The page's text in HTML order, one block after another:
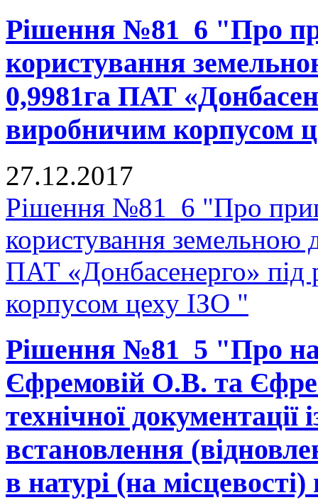
Рішення №81_6 "Про
користування
0,9981га ПАТ
виробничим корпусом
27.12.2017
Рішення №81_6 "Про
користування
ПАТ «Донбасенерго»
корпусом цеху ІЗО "
Рішення №81_5 "Про
Єфремовій О.В. та
технічної
встановлення
в натурі (на